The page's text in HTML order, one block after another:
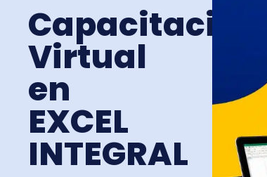
Capacitación
Virtual
en
EXCEL
INTEGRAL